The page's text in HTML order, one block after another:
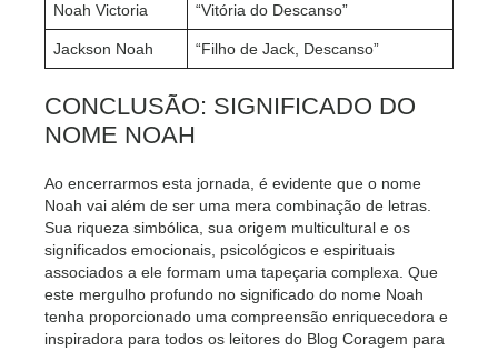
Noah Victoria “Vitória do Descanso”
Jackson Noah “Filho de Jack, Descanso”
CONCLUSÃO: SIGNIFICADO DO
NOME NOAH
Ao encerrarmos esta jornada, é evidente que o nome
Noah vai além de ser uma mera combinação de letras.
Sua riqueza simbólica, sua origem multicultural e os
significados emocionais, psicológicos e espirituais
associados a ele formam uma tapeçaria complexa. Que
este mergulho profundo no significado do nome Noah
tenha proporcionado uma compreensão enriquecedora e
inspiradora para todos os leitores do Blog Coragem para